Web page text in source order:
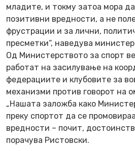
младите, и токму затоа мора
позитивни вредности, а не поле
фрустрации и за лични,
пресметки“, наведува
Од Министерството за спорт
работат на засилување на
федерациите и клубовите за
механизми против говорот на
„Нашата заложба како
преку спортот да се
вредности – почит,
порачува Ристовски.